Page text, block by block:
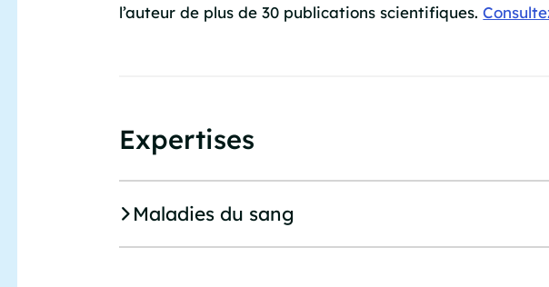
l’auteur de plus de 30 publications scientifiques.
Expertises
Maladies du sang